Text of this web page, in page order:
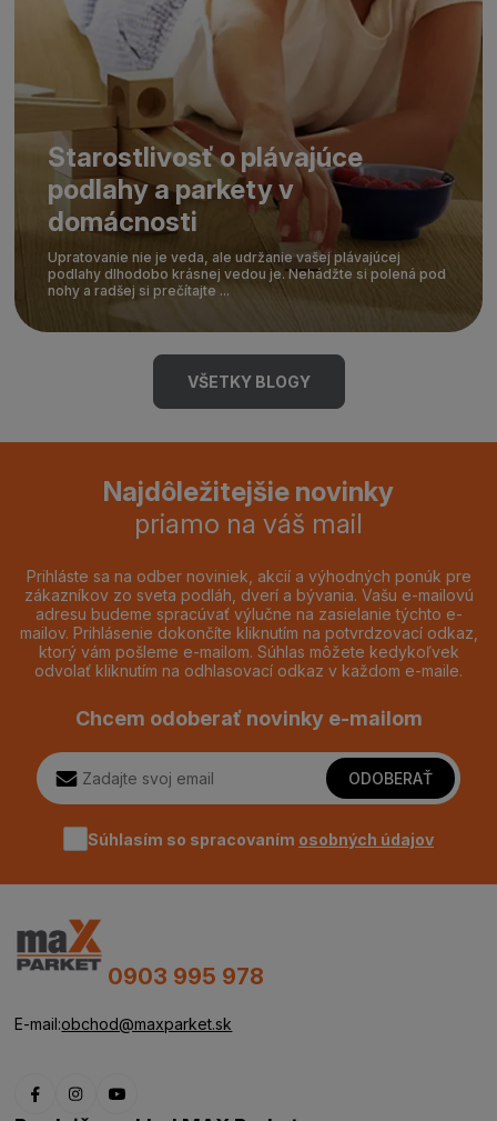
Starostlivosť o plávajúce
podlahy a parkety v
domácnosti
Upratovanie nie je veda, ale udržanie vašej plávajúcej
podlahy dlhodobo krásnej vedou je. Nehádžte si polená pod
nohy a radšej si prečítajte ...
VŠETKY BLOGY
Najdôležitejšie novinky
priamo na váš mail
Prihláste sa na odber noviniek, akcií a výhodných ponúk pre
zákazníkov zo sveta podláh, dverí a bývania. Vašu e-mailovú
adresu budeme spracúvať výlučne na zasielanie týchto e-
mailov. Prihlásenie dokončíte kliknutím na potvrdzovací odkaz,
ktorý vám pošleme e-mailom. Súhlas môžete kedykoľvek
odvolať kliknutím na odhlasovací odkaz v každom e-maile.
Chcem odoberať novinky e-mailom
ODOBERAŤ
Súhlasím so spracovaním osobných údajov
0903 995 978
E-mail:obchod@maxparket.sk